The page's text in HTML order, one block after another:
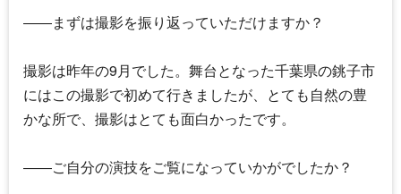
――まずは撮影を振り返っていただけますか？
撮影は昨年の9月でした。舞台となった千葉県の銚子市
にはこの撮影で初めて行きましたが、とても自然の豊
かな所で、撮影はとても面白かったです。
――ご自分の演技をご覧になっていかがでしたか？